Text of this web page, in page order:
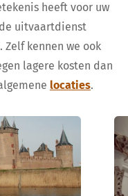
heeft voor uw
uitvaartdienst
Zelf kennen we ook
lagere kosten dan
locaties.